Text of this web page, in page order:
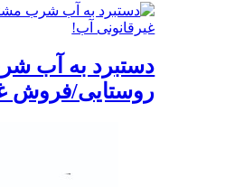
دستبرد به آب
روستایی/فروش